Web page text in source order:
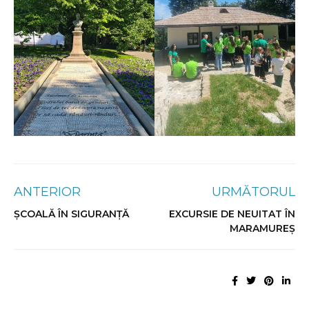
ANTERIOR
ȘCOALĂ ÎN SIGURANȚĂ
URMĂTORUL
EXCURSIE DE NEUITAT ÎN
MARAMUREȘ